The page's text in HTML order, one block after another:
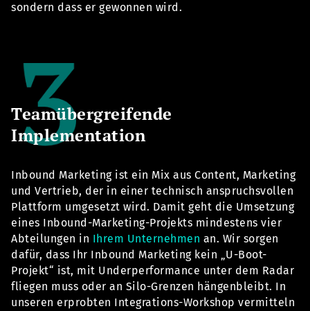
sondern dass er gewonnen wird.
Teamübergreifende
Implementation
Inbound Marketing ist ein Mix aus Content, Marketing
und Vertrieb, der in einer technisch anspruchsvollen
Plattform umgesetzt wird. Damit geht die Umsetzung
eines Inbound-Marketing-Projekts mindestens vier
Abteilungen in Ihrem Unternehmen an. Wir sorgen
dafür, dass Ihr Inbound Marketing kein „U-Boot-
Projekt“ ist, mit Underperformance unter dem Radar
fliegen muss oder an Silo-Grenzen hängenbleibt. In
unseren erprobten Integrations-Workshop vermitteln